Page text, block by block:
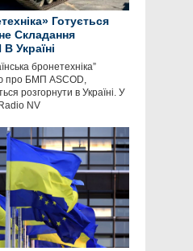
Готується
Складання
Україні
бронетехніка”
про БМП ASCOD,
розгорнути в Україні. У
NV